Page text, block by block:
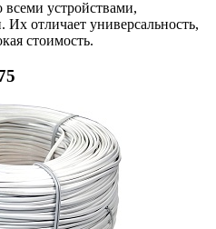
всеми устройствами,
отличает универсальность,
стоимость.